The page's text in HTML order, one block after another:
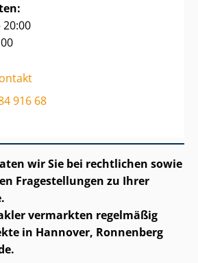
20:00
916 68
wir Sie bei rechtlichen sowie
Fragestellungen zu Ihrer
vermarkten regelmäßig
in Hannover, Ronnenberg